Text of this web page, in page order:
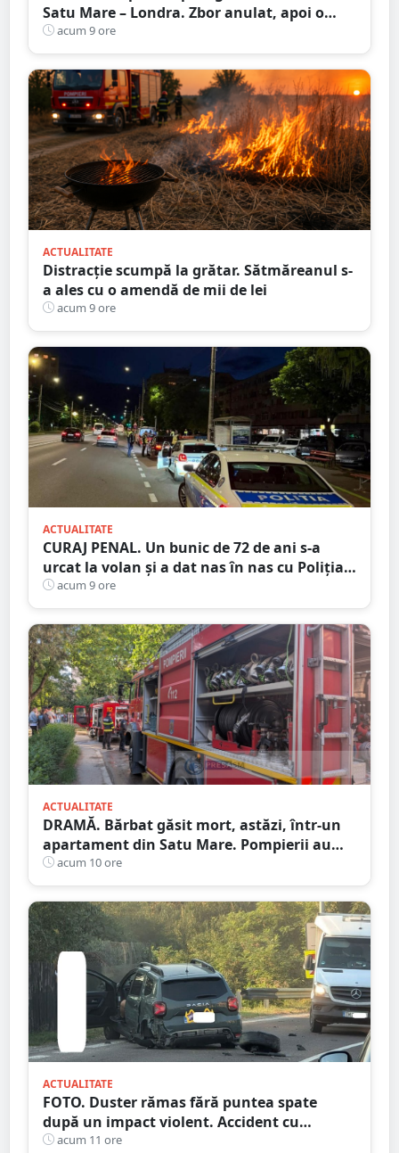
Satu Mare – Londra. Zbor anulat, apoi o
nouă întârziere. Fără explicații clare
acum 9 ore
ACTUALITATE
Distracție scumpă la grătar. Sătmăreanul s-
a ales cu o amendă de mii de lei
acum 9 ore
ACTUALITATE
CURAJ PENAL. Un bunic de 72 de ani s-a
urcat la volan și a dat nas în nas cu Poliția
Satu Mare
acum 9 ore
ACTUALITATE
DRAMĂ. Bărbat găsit mort, astăzi, într-un
apartament din Satu Mare. Pompierii au
spart ușa
acum 10 ore
ACTUALITATE
FOTO. Duster rămas fără puntea spate
după un impact violent. Accident cu
implicarea unei mașini din Satu Mare
acum 11 ore